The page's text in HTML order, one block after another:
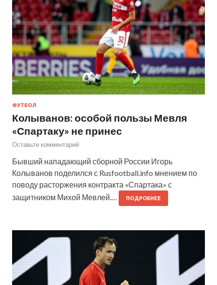
ФУТБОЛ
Колыванов: особой пользы Мевля
«Спартаку» не принес
Оставьте комментарий
Бывший нападающий сборной России Игорь
Колыванов поделился с Rusfootball.info мнением по
поводу расторжения контракта «Спартака» с
защитником Михой Мевлей.…
ПОДРОБНЕЕ